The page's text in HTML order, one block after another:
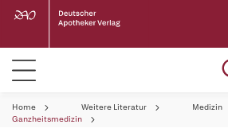
Home Weitere Literatur
Medizin
Ganzheitsmedizin